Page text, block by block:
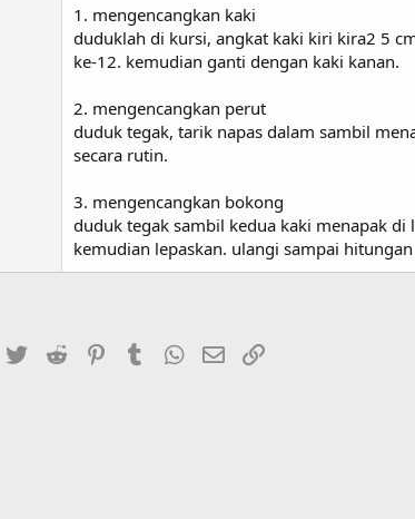
1. mengencangkan kaki
duduklah di kursi, angkat kaki kiri kira2 5
ke-12. kemudian ganti dengan kaki kanan.
2. mengencangkan perut
duduk tegak, tarik napas dalam sambil
secara rutin.
3. mengencangkan bokong
duduk tegak sambil kedua kaki menapak
kemudian lepaskan. ulangi sampai
Facebook
Twitter Reddit PinterestTumblrWhatsApp
Email